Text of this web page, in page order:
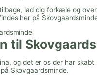
lad dig forkæle og
her på
til
og det er os der har skabt
Skovgaardsminde.